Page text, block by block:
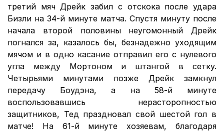
третий мяч Дрейк забил с отскока после удара
Бизли на 34-й минуте матча. Спустя минуту после
начала второй половины неугомонный Дрейк
погнался за, казалось бы, безнадежно уходящим
мячом и в одно касание отправил его с нулевого
угла между Мортоном и штангой в сетку.
Четырьями минутами позже Дрейк замкнул
передачу Боудэна, а на 58-й минуте
воспользовавшись нерасторопностью
защитников, Тед праздновал свой шестой гол в
матче! На 61-й минуте хозяевам, благодаря